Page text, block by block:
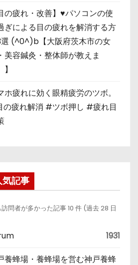
の疲れ・改善】♥パソコンの使
ぎによる目の疲れを解消する方
(^0^)b【大阪府茨木市の女
美容鍼灸・整体師が教えま
ホ疲れに効く眼精疲労のツボ。
疲れ解消 #ツボ押し #疲れ目
気記事
問者が多かった記事 10 件 (過去 28 日
1931
養蜂場・養蜂場を営む神戸養蜂